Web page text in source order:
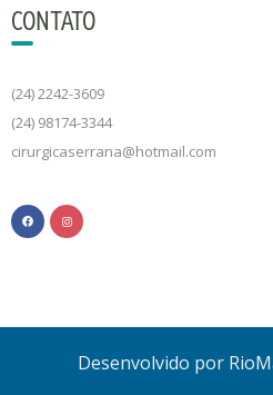
CONTATO
(24) 2242-3609
(24) 98174-3344
cirurgicaserrana@hotmail.com
Desenvolvido por